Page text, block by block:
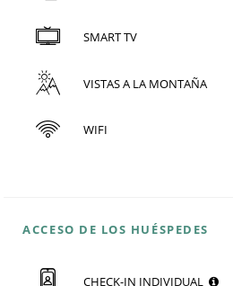
SMART TV
VISTAS A LA MONTAÑA
WIFI
ACCESO DE LOS HUÉSPEDES
CHECK-IN INDIVIDUAL